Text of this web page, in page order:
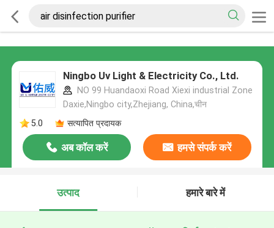
Ningbo Uv Light & Electricity Co., Ltd.
NO 99 Huandaoxi Road Xiexi industrial Zone
Daxie,Ningbo city,Zhejiang, China,चीन
5.0
सत्यापित प्रदायक
अब कॉल करें हमसे संपर्क करें
उत्पाद हमारे बारे में